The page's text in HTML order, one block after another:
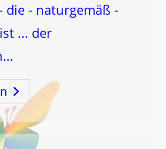
die - naturgemäß -
... der
UNHEILBAR
WECHSELJAHRE
?
ALTERN
?
ERGRAUEN